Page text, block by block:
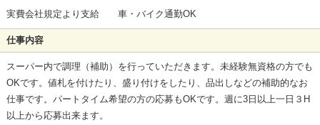
実費会社規定より支給 車・バイク通勤OK
仕事内容
スーパー内で調理（補助）を行っていただきます。未経験無資格の方でも
OKです。値札を付けたり、盛り付けをしたり、品出しなどの補助的なお
仕事です。パートタイム希望の方の応募もOKです。週に3日以上一日３H
以上から応募出来ます。